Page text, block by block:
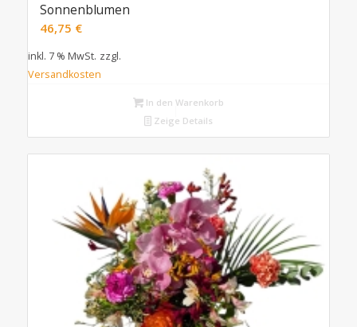
Sonnenblumen
46,75 €
inkl. 7 % MwSt. zzgl.
Versandkosten
In den Warenkorb
Zeige Details